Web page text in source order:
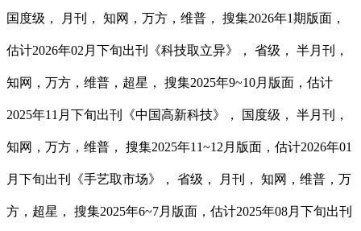
国度级， 月刊， 知网，万方，维普， 搜集2026年1期版面，
估计2026年02月下旬出刊《科技取立异》， 省级， 半月刊，
知网，万方，维普，超星， 搜集2025年9~10月版面，估计
2025年11月下旬出刊《中国高新科技》， 国度级， 半月刊，
知网，万方，维普， 搜集2025年11~12月版面，估计2026年01
月下旬出刊《手艺取市场》， 省级， 月刊， 知网，维普，万
方，超星， 搜集2025年6~7月版面，估计2025年08月下旬出刊